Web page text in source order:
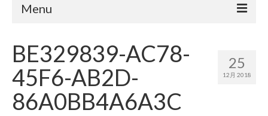
Menu
演奏会情報 25
12月 2018
BE329839-AC78-
45F6-AB2D-
86A0BB4A6A3C